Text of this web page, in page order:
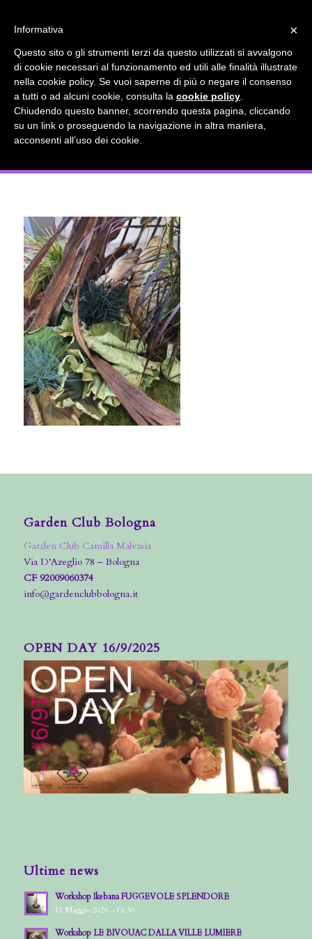
“Un pianeta malato” – Installazione
floreale in Piazza Liber Paradisus nella
Garden Club Bologna
Garden Club Camilla Malvasia
Via D’Azeglio 78 – Bologna
CF 92009060374
info@gardenclubbologna.it
OPEN DAY 16/9/2025
Ultime news
Workshop Ikebana FUGGEVOLE SPLENDORE
11 Maggio 2026 - 14:30
Workshop LE BIVOUAC DALLA VILLE LUMIERE
accetta l'uso dei cookies previsto nella pagina dedicata.
Fai clic per abilitare/disabilitare il tracciamento di
Google Analytics.
OK Privacy e cookie policy
×
Informativa
Questo sito o gli strumenti terzi da questo utilizzati si avvalgono
di cookie necessari al funzionamento ed utili alle finalità illustrate
nella cookie policy. Se vuoi saperne di più o negare il consenso
a tutti o ad alcuni cookie, consulta la cookie policy
Chiudendo questo banner, scorrendo questa pagina, cliccando
su un link o proseguendo la navigazione in altra maniera,
acconsenti all’uso dei cookie.